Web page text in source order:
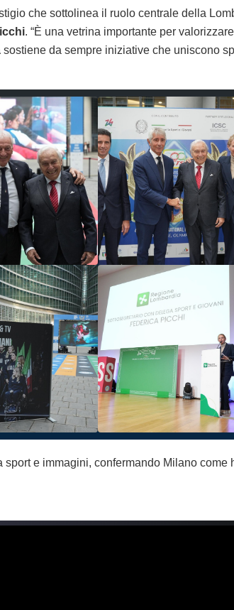
che sottolinea il ruolo centrale della
. “È una vetrina importante per
sostiene da sempre iniziative che uniscono
sport e immagini, confermando Milano come